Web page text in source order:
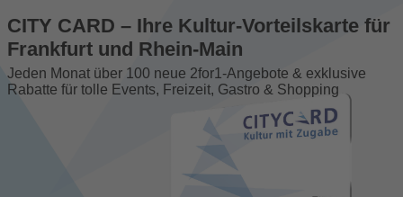
CITY CARD – Ihre Kultur-Vorteils­karte für
Frankfurt und Rhein-Main
Jeden Monat über 100 neue 2for1-Angebote & exklusive
Rabatte für tolle Events, Freizeit, Gastro & Shopping